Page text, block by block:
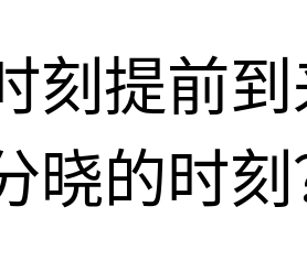
刻提前
晓的时刻